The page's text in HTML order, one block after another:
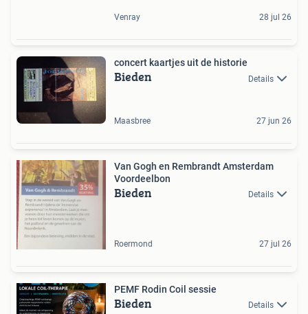
Venray 28 jul 26
concert kaartjes uit de historie
Bieden Details
Maasbree 27 jun 26
Van Gogh en Rembrandt Amsterdam
Voordeelbon
Bieden Details
Roermond 27 jul 26
PEMF Rodin Coil sessie
Bieden Details